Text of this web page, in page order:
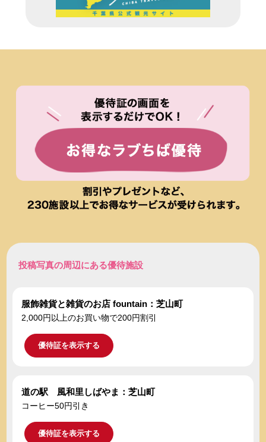
投稿写真の周辺にある優待施設
服飾雑貨と雑貨のお店 fountain：芝山町
2,000円以上のお買い物で200円割引
優待証を表示する
道の駅 風和里しばやま：芝山町
コーヒー50円引き
優待証を表示する